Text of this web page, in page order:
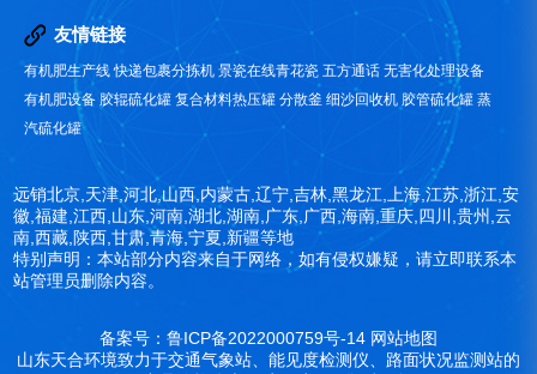
友情链接
有机肥生产线 快递包裹分拣机 景瓷在线青花瓷 五方通话 无害化处理设备
有机肥设备 胶辊硫化罐 复合材料热压罐 分散釜 细沙回收机 胶管硫化罐 蒸
汽硫化罐
远销北京,天津,河北,山西,内蒙古,辽宁,吉林,黑龙江,上海,江苏,浙江,安
徽,福建,江西,山东,河南,湖北,湖南,广东,广西,海南,重庆,四川,贵州,云
南,西藏,陕西,甘肃,青海,宁夏,新疆等地
特别声明：本站部分内容来自于网络，如有侵权嫌疑，请立即联系本
站管理员删除内容。
备案号：鲁ICP备2022000759号-14 网站地图
山东天合环境致力于交通气象站、能见度检测仪、路面状况监测站的